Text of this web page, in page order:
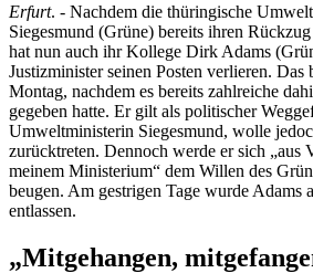
Erfurt. - Nachdem die thüringische
Siegesmund (Grüne) bereits ihren
hat nun auch ihr Kollege Dirk Adams
Justizminister seinen Posten verlieren. Das
Montag, nachdem es bereits zahlreiche
gegeben hatte. Er gilt als politischer
Umweltministerin Siegesmund, wolle
zurücktreten. Dennoch werde er sich „aus
meinem Ministerium“ dem Willen des
beugen. Am gestrigen Tage wurde Adams
entlassen.
„Mitgehangen,